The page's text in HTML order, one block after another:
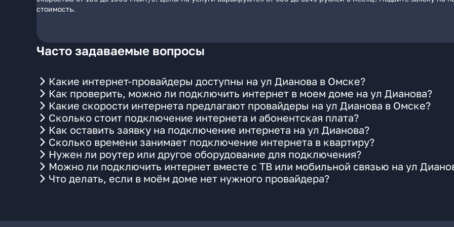
стоимость.
Часто задаваемые вопросы
Какие интернет-провайдеры доступны на ул Дианова в Омске?
Как проверить, можно ли подключить интернет в моем доме на ул Дианова?
Какие скорости интернета предлагают провайдеры на ул Дианова в Омске?
Сколько стоит подключение интернета и абонентская плата?
Как оставить заявку на подключение интернета на ул Дианова?
Сколько времени занимает подключение интернета в квартиру?
Нужен ли роутер или другое оборудование для подключения?
Можно ли подключить интернет вместе с ТВ или мобильной связью на ул
Что делать, если в моём доме нет нужного провайдера?